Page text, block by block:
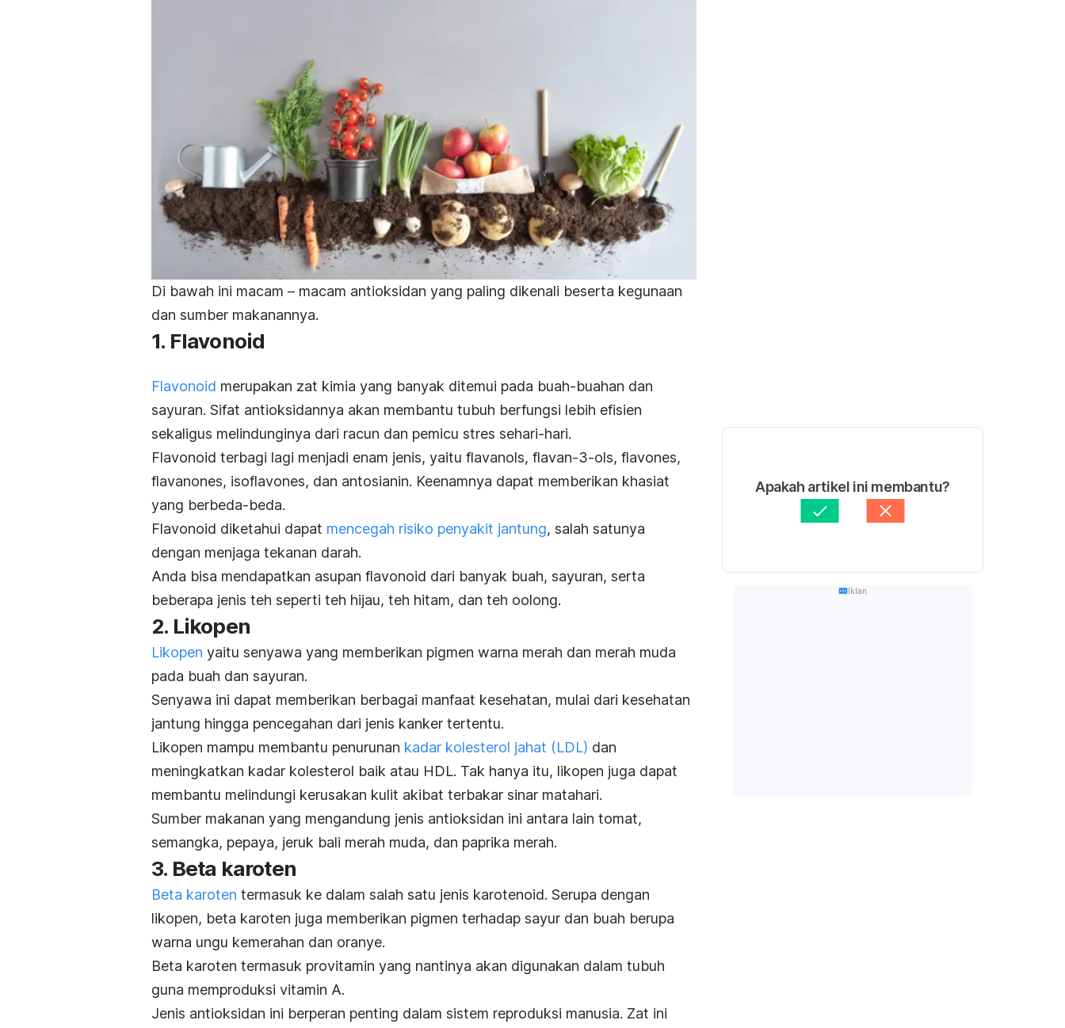
Di bawah ini macam – macam antioksidan yang paling dikenali beserta kegunaan
dan sumber makanannya.
1. Flavonoid
Flavonoid merupakan zat kimia yang banyak ditemui pada buah-buahan dan
sayuran. Sifat antioksidannya akan membantu tubuh berfungsi lebih efisien
sekaligus melindunginya dari racun dan pemicu stres sehari-hari.
Flavonoid terbagi lagi menjadi enam jenis, yaitu flavanols, flavan-3-ols, flavones,
flavanones, isoflavones, dan antosianin. Keenamnya dapat memberikan khasiat
yang berbeda-beda.
Flavonoid diketahui dapat mencegah risiko penyakit jantung, salah satunya
dengan menjaga tekanan darah.
Anda bisa mendapatkan asupan flavonoid dari banyak buah, sayuran, serta
beberapa jenis teh seperti teh hijau, teh hitam, dan teh oolong.
2. Likopen
Likopen yaitu senyawa yang memberikan pigmen warna merah dan merah muda
pada buah dan sayuran.
Senyawa ini dapat memberikan berbagai manfaat kesehatan, mulai dari kesehatan
jantung hingga pencegahan dari jenis kanker tertentu.
Likopen mampu membantu penurunan kadar kolesterol jahat (LDL) dan
meningkatkan kadar kolesterol baik atau HDL. Tak hanya itu, likopen juga dapat
membantu melindungi kerusakan kulit akibat terbakar sinar matahari.
Sumber makanan yang mengandung jenis antioksidan ini antara lain tomat,
semangka, pepaya, jeruk bali merah muda, dan paprika merah.
3. Beta karoten
Beta karoten termasuk ke dalam salah satu jenis karotenoid. Serupa dengan
likopen, beta karoten juga memberikan pigmen terhadap sayur dan buah berupa
warna ungu kemerahan dan oranye.
Beta karoten termasuk provitamin yang nantinya akan digunakan dalam tubuh
guna memproduksi vitamin A.
Jenis antioksidan ini berperan penting dalam sistem reproduksi manusia. Zat ini
Apakah artikel ini membantu?
Iklan